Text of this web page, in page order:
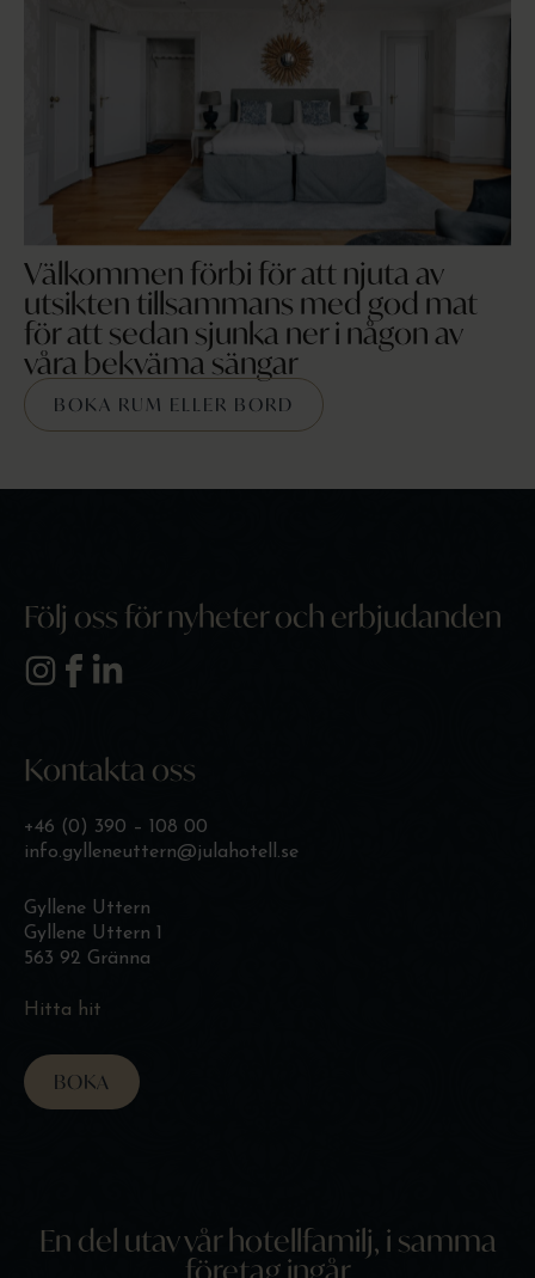
Välkommen förbi för att njuta av
utsikten tillsammans med god mat
för att sedan sjunka ner i någon av
våra bekväma sängar
BOKA RUM ELLER BORD
Följ oss för nyheter och erbjudanden
Kontakta oss
+46 (0) 390 – 108 00
info.gylleneuttern@julahotell.se
Gyllene Uttern
Gyllene Uttern 1
563 92 Gränna
Hitta hit
BOKA
En del utav vår hotellfamilj, i samma